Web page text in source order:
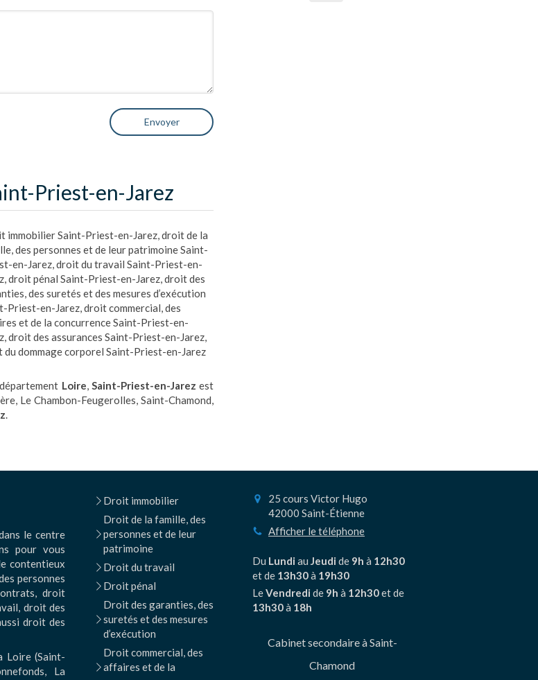
Envoyer
Priest-en-Jarez
immobilier Saint-Priest-en-Jarez,droit de la
des personnes et de leur patrimoine Saint-
en-Jarez,droit du travail Saint-Priest-en-
,droit pénal Saint-Priest-en-Jarez,droit des
des suretés et des mesures d’exécution
Priest-en-Jarez,droit commercial, des
et de la concurrence Saint-Priest-en-
,droit des assurances Saint-Priest-en-Jarez,
du dommage corporel Saint-Priest-en-Jarez
Loire, Saint-Priest-en-Jarez est
Le Chambon-Feugerolles, Saint-Chamond,
.
le centre
pour vous
contentieux
personnes
droit
droit des
droit des
Loire (Saint-
La
Droit immobilier
Droit de la famille, des
personnes et de leur
patrimoine
Droit du travail
Droit pénal
Droit des garanties, des
suretés et des mesures
d’exécution
Droit commercial, des
affaires et de la
25 cours Victor Hugo
42000 Saint-Étienne
Afficher le téléphone
Du Lundiau Jeudide 9h à 12h30
et de 13h30à 19h30
LeVendredide 9h à 12h30et de
13h30à 18h
Cabinet secondaire à Saint-
Chamond